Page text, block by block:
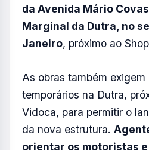
Por isso, a concessionária
condutores planejem os
sinalização provisória
possível, façam uso de
durante os períodos de